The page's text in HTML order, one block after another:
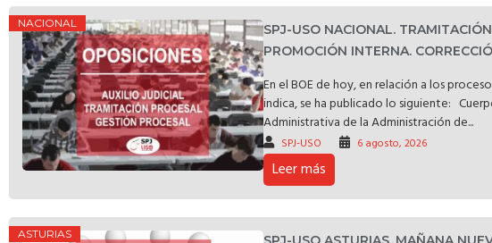
NACIONAL
SPJ-USO NACIONAL.
PROMOCIÓN INTERNA.
En el BOE de hoy, en relación a los
indica, se ha publicado lo siguiente:
Administrativa de la Administración de...
SPJ-USO 6 agosto, 2026
Leer más
ASTURIAS